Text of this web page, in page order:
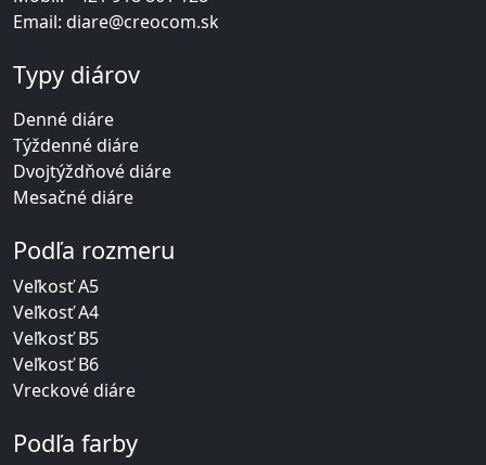
Email: diare@creocom.sk
Typy diárov
Denné diáre
Týždenné diáre
Dvojtýždňové diáre
Mesačné diáre
Podľa rozmeru
Veľkosť A5
Veľkosť A4
Veľkosť B5
Veľkosť B6
Vreckové diáre
Podľa farby